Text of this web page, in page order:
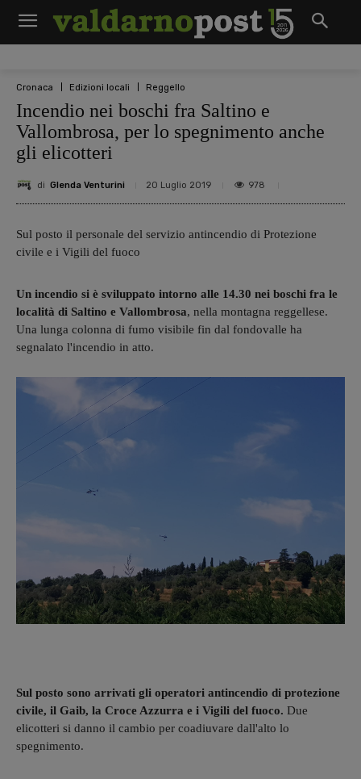
Cronaca Edizioni locali Reggello
Incendio nei boschi fra Saltino e
Vallombrosa, per lo spegnimento anche
gli elicotteri
di Glenda Venturini 20 Luglio 2019 978
Sul posto il personale del servizio antincendio di Protezione
civile e i Vigili del fuoco
Un incendio si è sviluppato intorno alle 14.30 nei boschi fra le
località di Saltino e Vallombrosa, nella montagna reggellese.
Una lunga colonna di fumo visibile fin dal fondovalle ha
segnalato l'incendio in atto.
Sul posto sono arrivati gli operatori antincendio di protezione
civile, il Gaib, la Croce Azzurra e i Vigili del fuoco. Due
elicotteri si danno il cambio per coadiuvare dall'alto lo
spegnimento.